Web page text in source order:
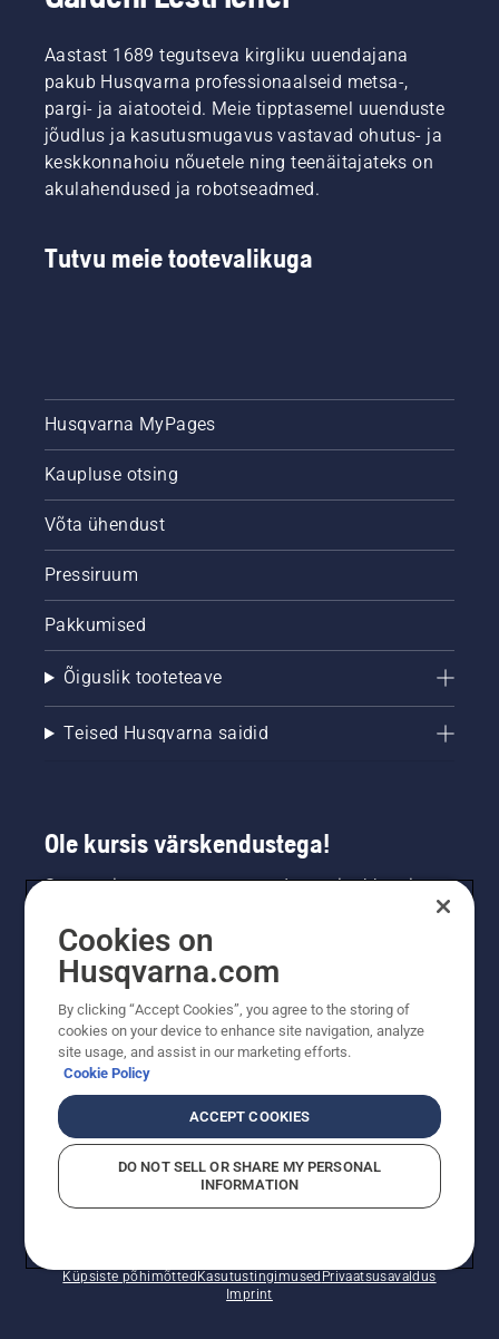
Aastast 1689 tegutseva kirgliku uuendajana
pakub Husqvarna professionaalseid metsa-,
pargi- ja aiatooteid. Meie tipptasemel uuenduste
jõudlus ja kasutusmugavus vastavad ohutus- ja
keskkonnahoiu nõuetele ning teenäitajateks on
akulahendused ja robotseadmed.
Tutvu meie tootevalikuga
Husqvarna MyPages
Kaupluse otsing
Võta ühendust
Pressiruum
Pakkumised
Õiguslik tooteteave
Teised Husqvarna saidid
Ole kursis värskendustega!
Saa uusimat teavet uute toodete, eripakkumiste
saamiseks siin.
Küpsiste põhimõttedKasutustingimused Privaatsusavaldus
Imprint
Cookies on
Husqvarna.com
By clicking “Accept Cookies”, you agree to the storing of
cookies on your device to enhance site navigation, analyze
site usage, and assist in our marketing efforts.
Cookie Policy
ACCEPT COOKIES
DO NOT SELL OR SHARE MY PERSONAL
INFORMATION